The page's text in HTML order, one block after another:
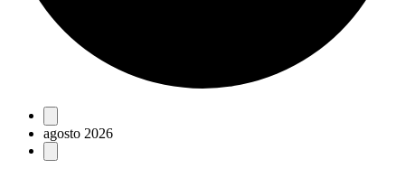
Eventos
agosto 2026